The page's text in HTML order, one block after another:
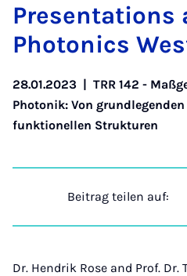
Pre­sen­ta­ti­ons
Pho­to­nics
28.01.2023 | TRR 142 -
Photonik: Von
funktionellen Strukturen
Beitrag teilen auf:
Dr. Hendrik Rose and Prof.